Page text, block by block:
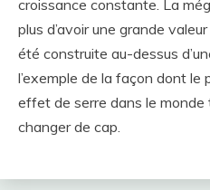
croissance constante. La
plus d’avoir une grande
été construite au-dessus
l’exemple de la façon dont le
effet de serre dans le
changer de cap.